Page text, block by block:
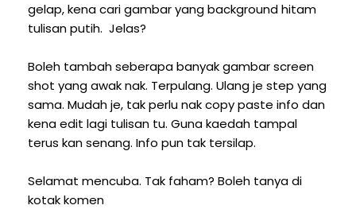
gelap, kena cari gambar yang background hitam
tulisan putih. Jelas?
Boleh tambah seberapa banyak gambar screen
shot yang awak nak. Terpulang. Ulang je step yang
sama. Mudah je, tak perlu nak copy paste info dan
kena edit lagi tulisan tu. Guna kaedah tampal
terus kan senang. Info pun tak tersilap.
Selamat mencuba. Tak faham? Boleh tanya di
kotak komen